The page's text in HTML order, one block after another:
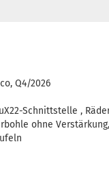
Q4/2026
Schnittstelle ,
ohne